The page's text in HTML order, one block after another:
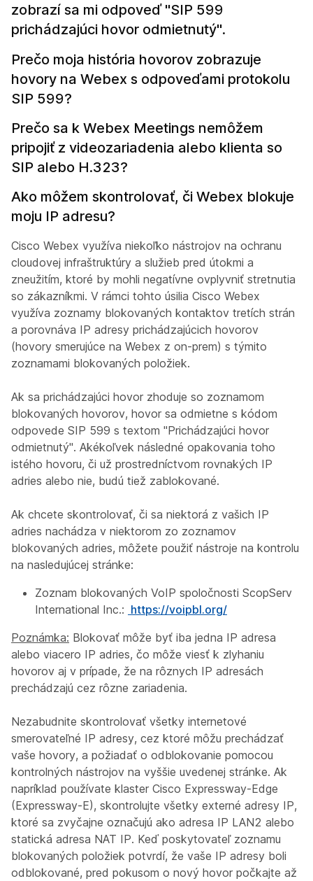
zobrazí sa mi odpoveď "SIP 599
prichádzajúci hovor odmietnutý".
Prečo moja história hovorov zobrazuje
hovory na Webex s odpoveďami protokolu
SIP 599?
Prečo sa k Webex Meetings nemôžem
pripojiť z videozariadenia alebo klienta so
SIP alebo H.323?
Ako môžem skontrolovať, či Webex blokuje
moju IP adresu?
Cisco Webex využíva niekoľko nástrojov na ochranu
cloudovej infraštruktúry a služieb pred útokmi a
zneužitím, ktoré by mohli negatívne ovplyvniť stretnutia
so zákazníkmi. V rámci tohto úsilia Cisco Webex
využíva zoznamy blokovaných kontaktov tretích strán
a porovnáva IP adresy prichádzajúcich hovorov
(hovory smerujúce na Webex z on-prem) s týmito
zoznamami blokovaných položiek.
Ak sa prichádzajúci hovor zhoduje so zoznamom
blokovaných hovorov, hovor sa odmietne s kódom
odpovede SIP 599 s textom "Prichádzajúci hovor
odmietnutý". Akékoľvek následné opakovania toho
istého hovoru, či už prostredníctvom rovnakých IP
adries alebo nie, budú tiež zablokované.
Ak chcete skontrolovať, či sa niektorá z vašich IP
adries nachádza v niektorom zo zoznamov
blokovaných adries, môžete použiť nástroje na kontrolu
na nasledujúcej stránke:
Zoznam blokovaných VoIP spoločnosti ScopServ
International Inc.: https://voipbl.org/
Poznámka: Blokovať môže byť iba jedna IP adresa
alebo viacero IP adries, čo môže viesť k zlyhaniu
hovorov aj v prípade, že na rôznych IP adresách
prechádzajú cez rôzne zariadenia.
Nezabudnite skontrolovať všetky internetové
smerovateľné IP adresy, cez ktoré môžu prechádzať
vaše hovory, a požiadať o odblokovanie pomocou
kontrolných nástrojov na vyššie uvedenej stránke. Ak
napríklad používate klaster Cisco Expressway-Edge
(Expressway-E), skontrolujte všetky externé adresy IP,
ktoré sa zvyčajne označujú ako adresa IP LAN2 alebo
statická adresa NAT IP. Keď poskytovateľ zoznamu
blokovaných položiek potvrdí, že vaše IP adresy boli
odblokované, pred pokusom o nový hovor počkajte až